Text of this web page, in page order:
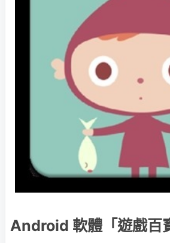
Android 軟體「遊戲百